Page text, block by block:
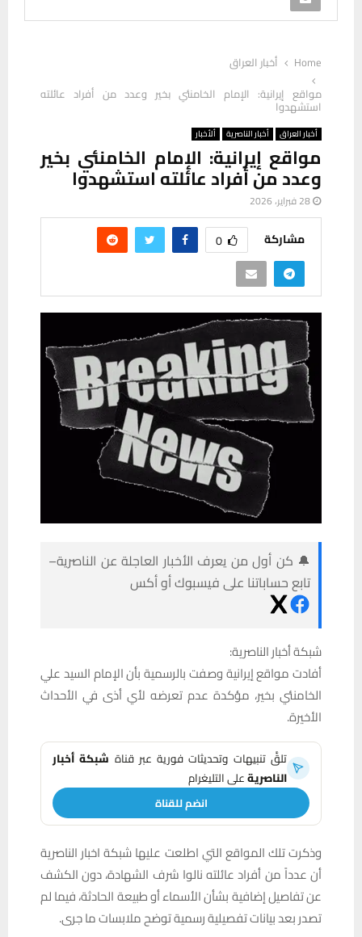
Home
أخبار العراق
مواقع إيرانية: الإمام الخامنئي بخير وعدد من أفراد عائلته
استشهدوا
أخبار العراق أخبار الناصرية ألأخبار
مواقع إيرانية: الإمام الخامنئي بخير
وعدد من أفراد عائلته استشهدوا
28 فبراير، 2026
مشاركة 0
🔔 كن أول من يعرف الأخبار العاجلة عن الناصرية–
تابع حساباتنا على فيسبوك أو أكس
شبكة أخبار الناصرية:
أفادت مواقع إيرانية وصفت بالرسمية بأن الإمام السيد علي
الخامنئي بخير، مؤكدة عدم تعرضه لأي أذى في الأحداث
الأخيرة.
تلقَّ تنبيهات وتحديثات فورية عبر قناة شبكة أخبار
الناصريةعلى التليغرام
انضم للقناة
وذكرت تلك المواقع التي اطلعت عليها شبكة اخبار الناصرية
أن عدداً من أفراد عائلته نالوا شرف الشهادة، دون الكشف
عن تفاصيل إضافية بشأن الأسماء أو طبيعة الحادثة، فيما لم
تصدر بعد بيانات تفصيلية رسمية توضح ملابسات ما جرى.